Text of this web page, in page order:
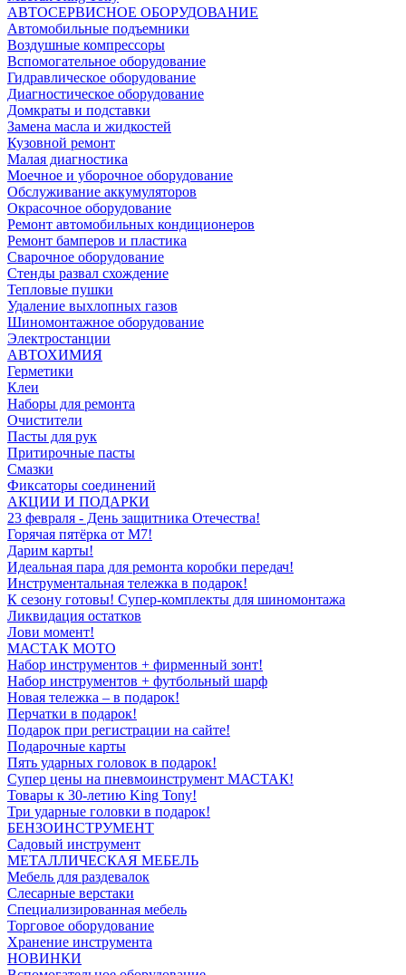
АВТОСЕРВИСНОЕ ОБОРУДОВАНИЕ
Автомобильные подъемники
Воздушные компрессоры
Вспомогательное оборудование
Гидравлическое оборудование
Диагностическое оборудование
Домкраты и подставки
Замена масла и жидкостей
Кузовной ремонт
Малая диагностика
Моечное и уборочное оборудование
Обслуживание аккумуляторов
Окрасочное оборудование
Ремонт автомобильных кондиционеров
Ремонт бамперов и пластика
Сварочное оборудование
Стенды развал схождение
Тепловые пушки
Удаление выхлопных газов
Шиномонтажное оборудование
Электростанции
АВТОХИМИЯ
Герметики
Клеи
Наборы для ремонта
Очистители
Пасты для рук
Притирочные пасты
Смазки
Фиксаторы соединений
АКЦИИ И ПОДАРКИ
23 февраля - День защитника Отечества!
Горячая пятёрка от M7!
Дарим карты!
Идеальная пара для ремонта коробки передач!
Инструментальная тележка в подарок!
К сезону готовы! Супер-комплекты для шиномонтажа
Ликвидация остатков
Лови момент!
МАСТАК МОТО
Набор инструментов + фирменный зонт!
Набор инструментов + футбольный шарф
Новая тележка – в подарок!
Перчатки в подарок!
Подарок при регистрации на сайте!
Подарочные карты
Пять ударных головок в подарок!
Супер цены на пневмоинструмент МАСТАК!
Товары к 30-летию King Tony!
Три ударные головки в подарок!
БЕНЗОИНСТРУМЕНТ
Садовый инструмент
МЕТАЛЛИЧЕСКАЯ МЕБЕЛЬ
Мебель для раздевалок
Слесарные верстаки
Специализированная мебель
Торговое оборудование
Хранение инструмента
НОВИНКИ